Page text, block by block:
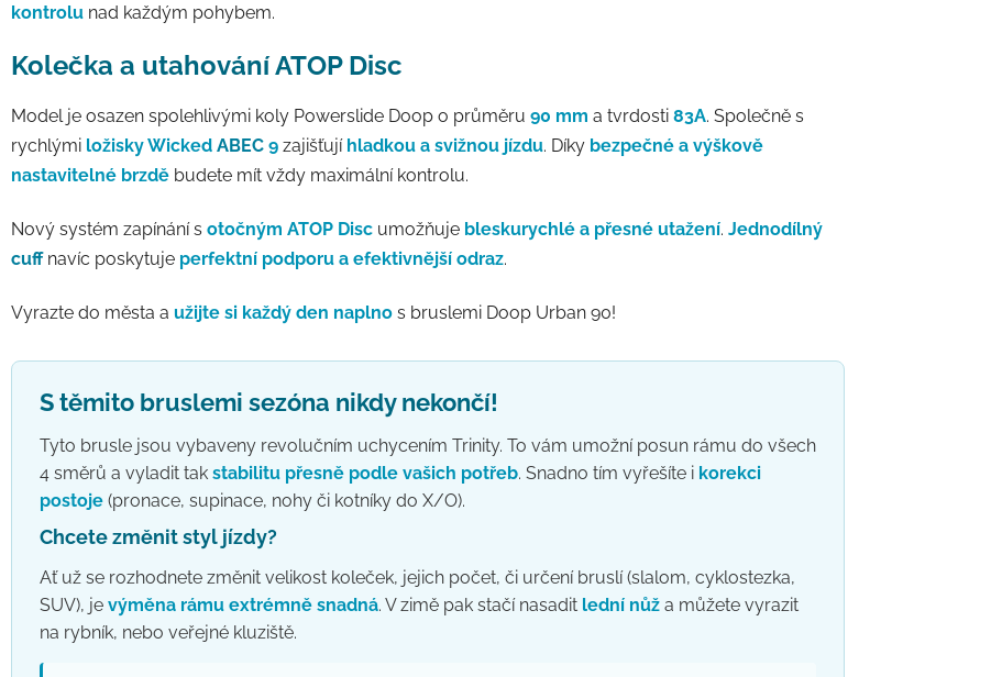
kontrolu nad každým pohybem.
Kolečka a utahování ATOP Disc
Model je osazen spolehlivými koly Powerslide Doop o průměru 90 mm a tvrdosti 83A. Společně s
rychlými ložisky Wicked ABEC 9 zajišťují hladkou a svižnou jízdu. Díky bezpečné a výškově
nastavitelné brzdě budete mít vždy maximální kontrolu.
Nový systém zapínání s otočným ATOP Disc umožňuje bleskurychlé a přesné utažení. Jednodílný
cuffnavíc poskytuje perfektní podporu a efektivnější odraz.
Vyrazte do města a užijte si každý den naplno s bruslemi Doop Urban 90!
S těmito bruslemi sezóna nikdy nekončí!
Tyto brusle jsou vybaveny revolučním uchycením Trinity. To vám umožní posun rámu do všech
4 směrů a vyladit tak stabilitu přesně podle vašich potřeb. Snadno tím vyřešíte i korekci
postoje (pronace, supinace, nohy či kotníky do X/O).
Chcete změnit styl jízdy?
Ať už se rozhodnete změnit velikost koleček, jejich počet, či určení bruslí (slalom, cyklostezka,
SUV), je výměna rámu extrémně snadná. V zimě pak stačí nasadit lední nůž a můžete vyrazit
na rybník, nebo veřejné kluziště.